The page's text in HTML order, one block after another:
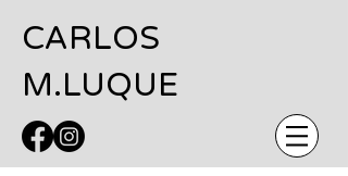
CARLOS
M.LUQUE